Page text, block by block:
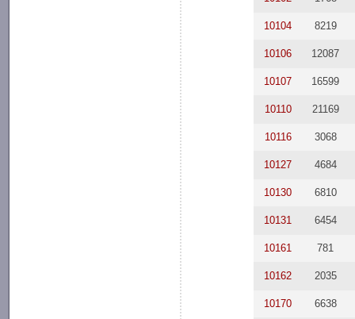
10104 8219
10106 12087
10107 16599
10110 21169
10116 3068
10127 4684
10130 6810
10131 6454
10161 781
10162 2035
10170 6638